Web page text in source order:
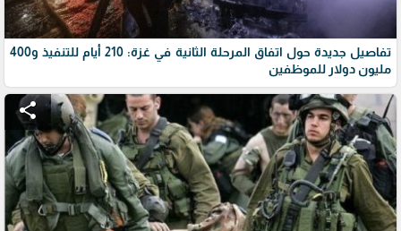
تفاصيل جديدة حول اتفاق المرحلة الثانية في غزة: 210 أيام للتنفيذ و400
مليون دولار للموظفين
share